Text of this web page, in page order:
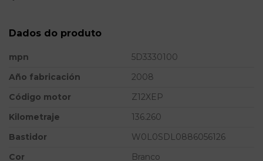
Dados do produto
mpn
5D3330100
Año fabricación
2008
Código motor
Z12XEP
Kilometraje
136.260
Bastidor
W0L0SDL0886056126
Cor
Branco